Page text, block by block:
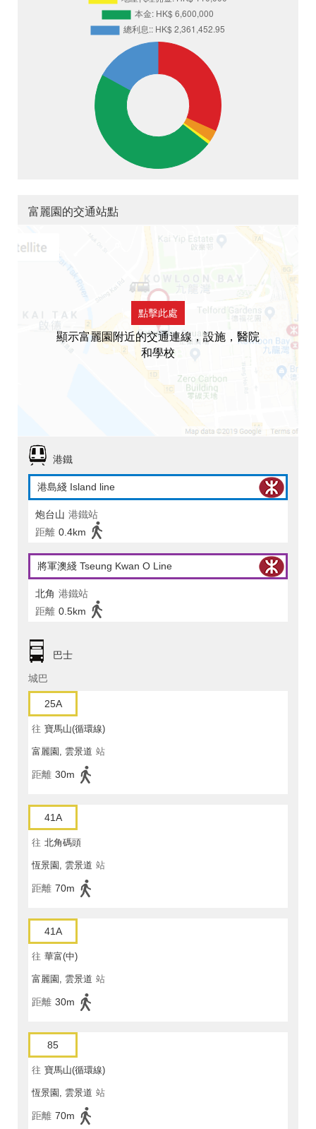
富麗園的交通站點
點擊此處
顯示富麗園附近的交通連線，設施，醫院
和學校
港鐵
港島綫 Island line
炮台山 港鐵站
距離 0.4km
將軍澳綫 Tseung Kwan O Line
北角 港鐵站
距離 0.5km
巴士
城巴
25A
往 寶馬山(循環線)
富麗園, 雲景道 站
距離 30m
41A
往 北角碼頭
恆景園, 雲景道 站
距離 70m
41A
往 華富(中)
富麗園, 雲景道 站
距離 30m
85
往 寶馬山(循環線)
恆景園, 雲景道 站
距離 70m